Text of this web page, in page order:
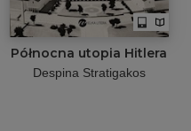
Północna utopia Hitlera
Despina Stratigakos